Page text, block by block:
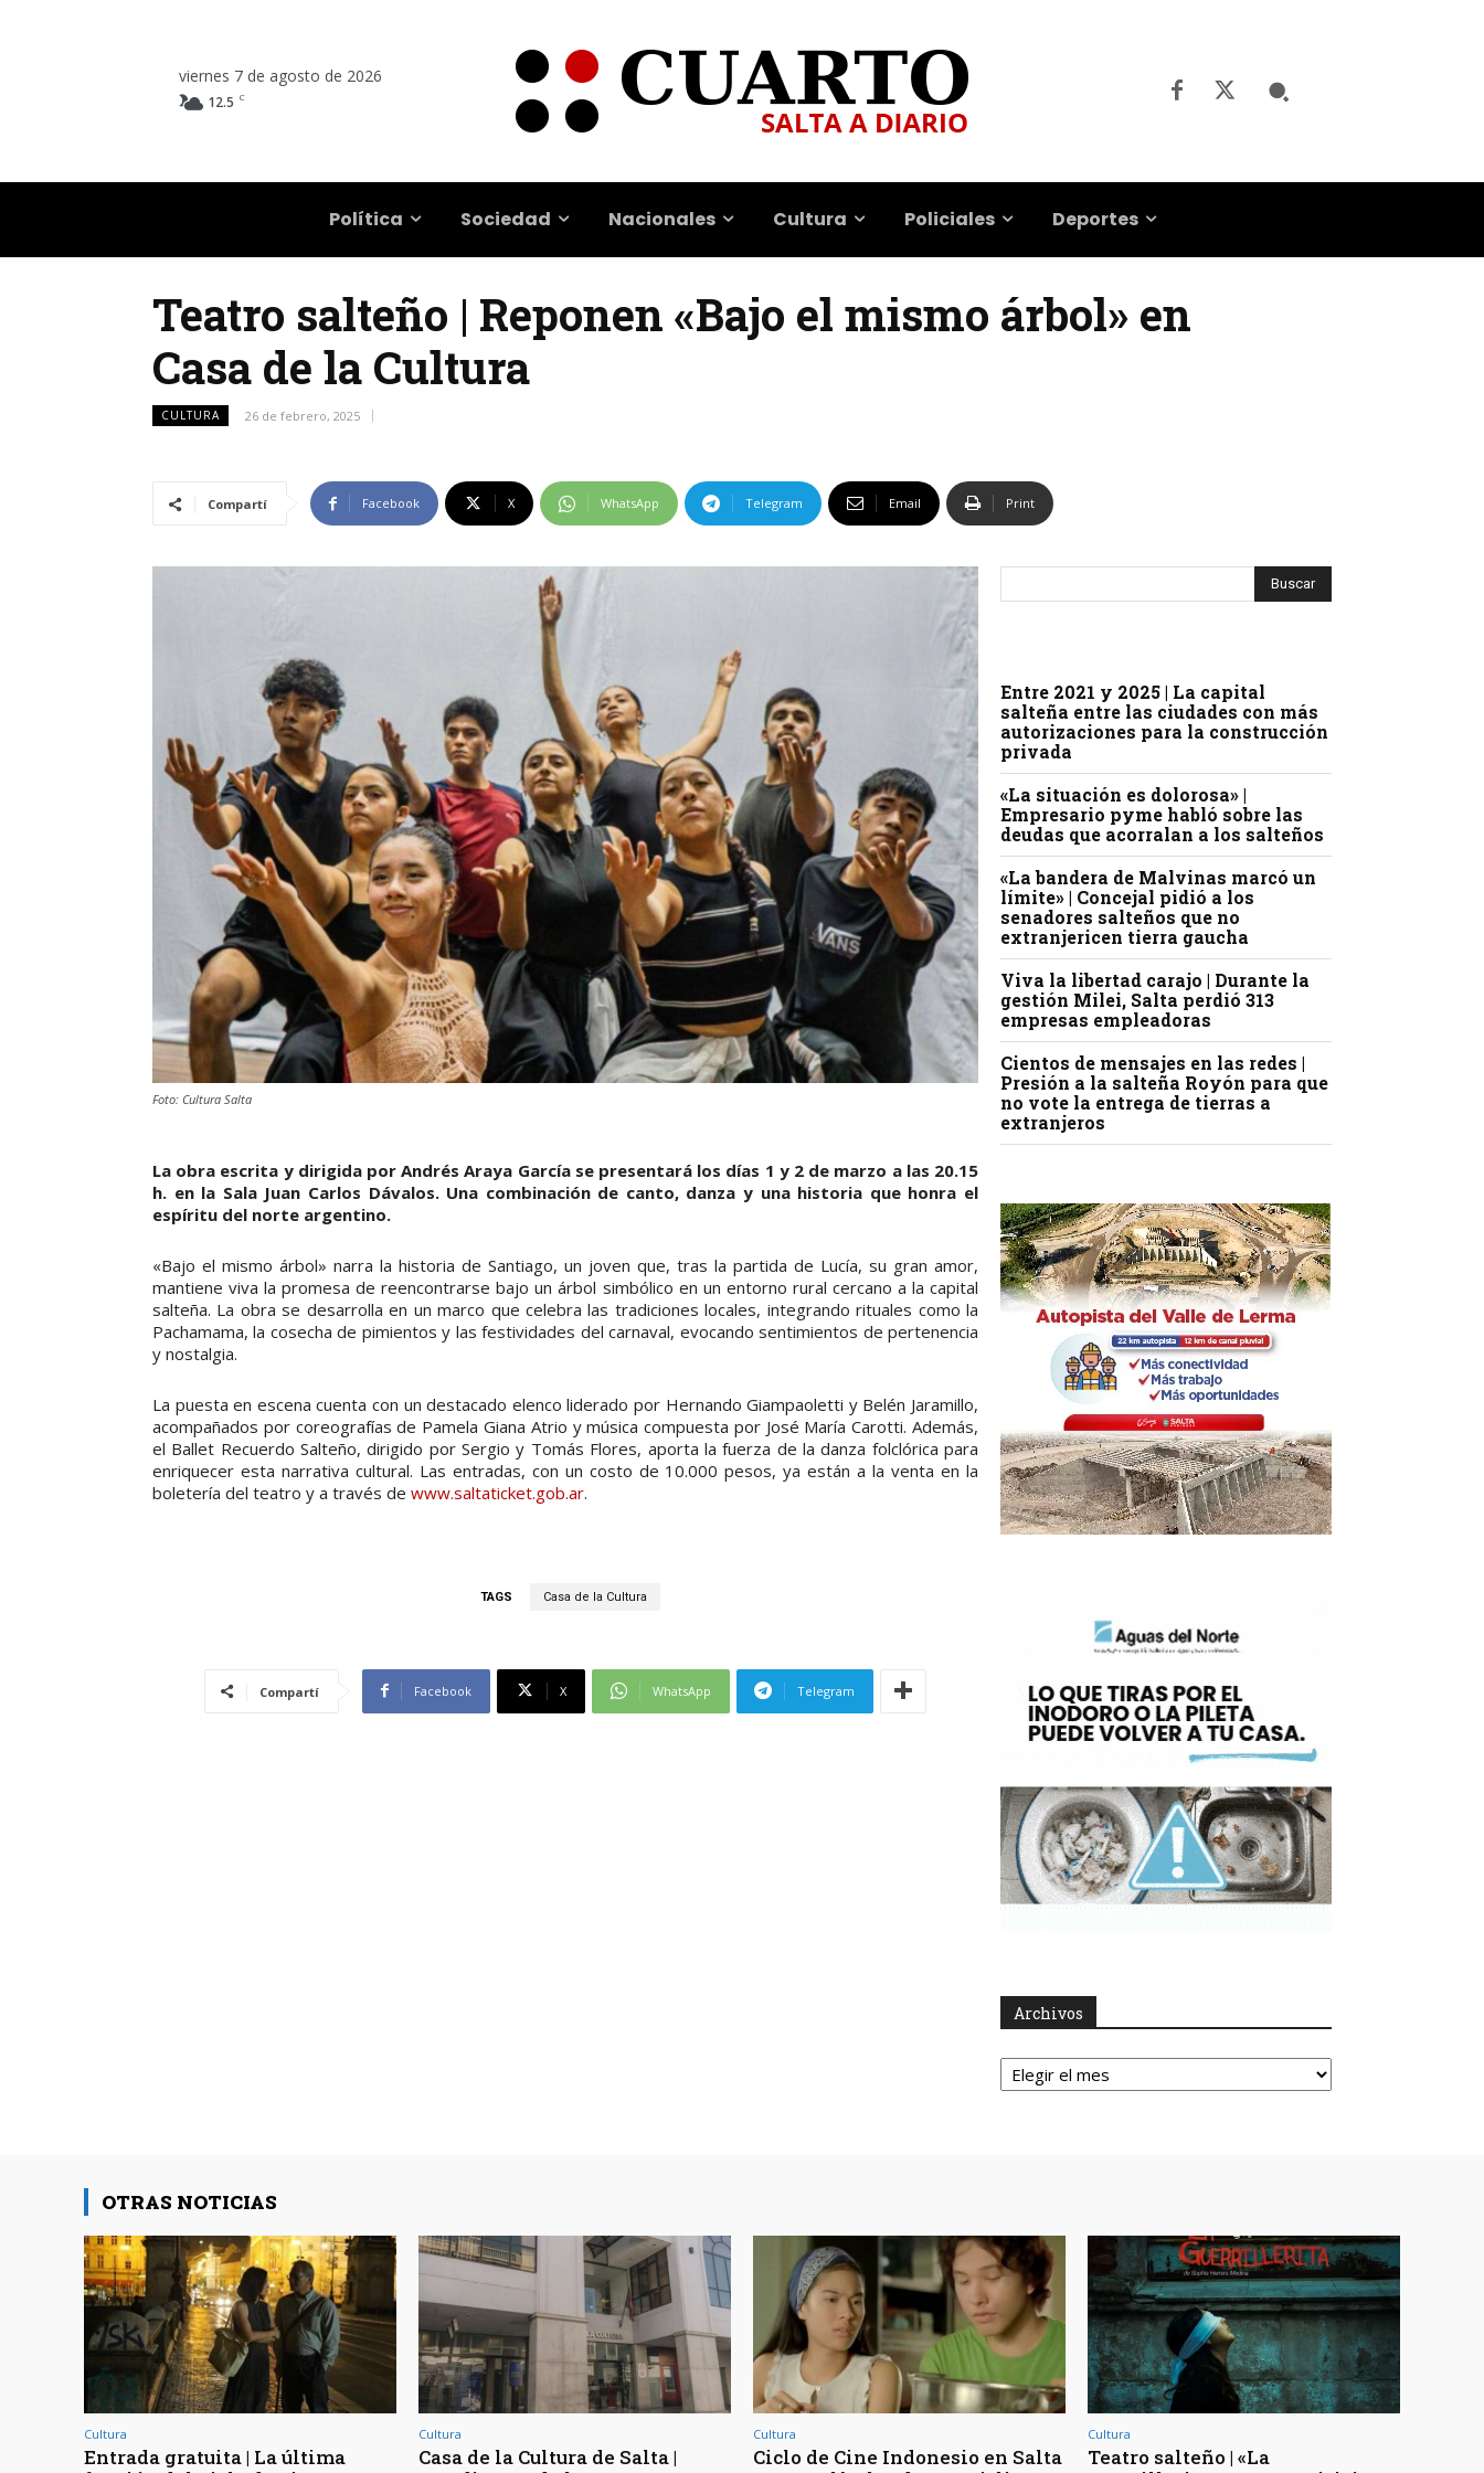
viernes 7 de agosto de 2026
12.5 C
Política Sociedad Nacionales Cultura Policiales Deportes
Teatro salteño | Reponen «Bajo el mismo árbol» en
Casa de la Cultura
CULTURA 26 de febrero, 2025
Compartí Facebook X WhatsApp Telegram Email Print
Foto: Cultura Salta
La obra escrita y dirigida por Andrés Araya García se presentará los días 1 y 2 de marzo a las 20.15
h. en la Sala Juan Carlos Dávalos. Una combinación de canto, danza y una historia que honra el
espíritu del norte argentino.
«Bajo el mismo árbol» narra la historia de Santiago, un joven que, tras la partida de Lucía, su gran amor,
mantiene viva la promesa de reencontrarse bajo un árbol simbólico en un entorno rural cercano a la capital
salteña. La obra se desarrolla en un marco que celebra las tradiciones locales, integrando rituales como la
Pachamama, la cosecha de pimientos y las festividades del carnaval, evocando sentimientos de pertenencia
y nostalgia.
La puesta en escena cuenta con un destacado elenco liderado por Hernando Giampaoletti y Belén Jaramillo,
acompañados por coreografías de Pamela Giana Atrio y música compuesta por José María Carotti. Además,
el Ballet Recuerdo Salteño, dirigido por Sergio y Tomás Flores, aporta la fuerza de la danza folclórica para
enriquecer esta narrativa cultural. Las entradas, con un costo de 10.000 pesos, ya están a la venta en la
boletería del teatro y a través de www.saltaticket.gob.ar.
TAGS Casa de la Cultura
Compartí Facebook X WhatsApp Telegram
Entre 2021 y 2025 | La capital
salteña entre las ciudades con más
autorizaciones para la construcción
privada
«La situación es dolorosa» |
Empresario pyme habló sobre las
deudas que acorralan a los salteños
«La bandera de Malvinas marcó un
límite» | Concejal pidió a los
senadores salteños que no
extranjericen tierra gaucha
Viva la libertad carajo | Durante la
gestión Milei, Salta perdió 313
empresas empleadoras
Cientos de mensajes en las redes |
Presión a la salteña Royón para que
no vote la entrega de tierras a
extranjeros
Archivos
Archivos
OTRAS NOTICIAS
Cultura
Entrada gratuita | La última
Cultura
Casa de la Cultura de Salta |
Cultura
Ciclo de Cine Indonesio en Salta
Cultura
Teatro salteño | «La